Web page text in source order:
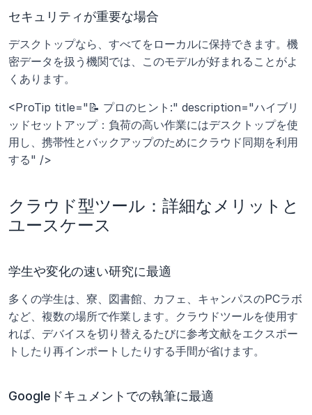
セキュリティが重要な場合
デスクトップなら、すべてをローカルに保持できます。機
密データを扱う機関では、このモデルが好まれることがよ
くあります。
<ProTip title="📝 プロのヒント:" description="ハイブリ
ッドセットアップ：負荷の高い作業にはデスクトップを使
用し、携帯性とバックアップのためにクラウド同期を利用
する" />
クラウド型ツール：詳細なメリットと
ユースケース
学生や変化の速い研究に最適
多くの学生は、寮、図書館、カフェ、キャンパスのPCラボ
など、複数の場所で作業します。クラウドツールを使用す
れば、デバイスを切り替えるたびに参考文献をエクスポー
トしたり再インポートしたりする手間が省けます。
Googleドキュメントでの執筆に最適